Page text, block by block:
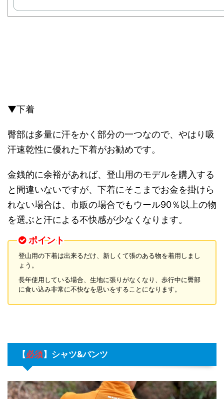
▼下着
臀部は多量に汗をかく部分の一つなので、やはり吸
汗速乾性に優れた下着がお勧めです。
金銭的に余裕があれば、登山用のモデルを購入する
と間違いないですが、下着にそこまでお金を掛けら
れない場合は、市販の場合でもウール90％以上の物
を選ぶと汗による不快感が少なくなります。
ポイント
登山用の下着は出来るだけ、新しくて張のある物を着用しまし
ょう。
長年使用している場合、生地に張りがなくなり、歩行中に臀部
に食い込み非常に不快なを思いをすることになります。
【必須】 シャツ&パンツ